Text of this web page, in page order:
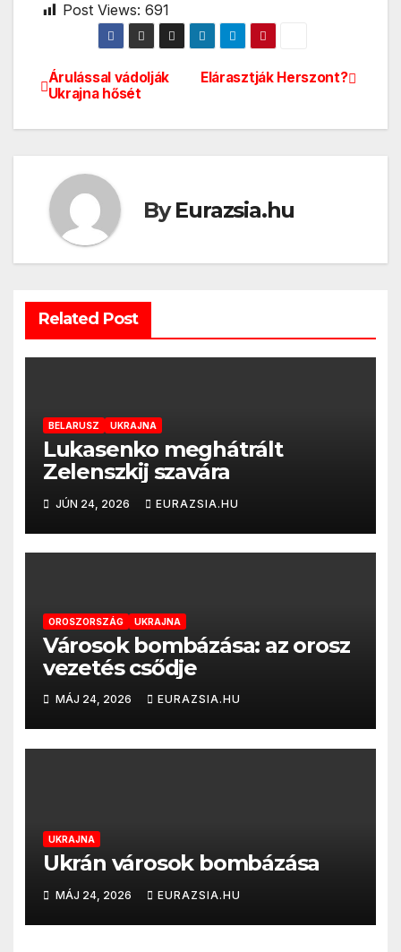
Post Views: 691
Bejegyzés
navigáció
Elárasztják Herszont?
Árulással vádolják
Ukrajna hősét
ByEurazsia.hu
Related Post
BELARUSZ UKRAJNA
Lukasenko meghátrált
Zelenszkij szavára
JÚN 24, 2026 EURAZSIA.HU
OROSZORSZÁG UKRAJNA
Városok bombázása: az orosz
vezetés csődje
MÁJ 24, 2026 EURAZSIA.HU
UKRAJNA
Ukrán városok bombázása
MÁJ 24, 2026 EURAZSIA.HU